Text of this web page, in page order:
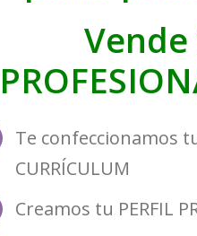
Te confeccionamos
CURRÍCULUM
Creamos tu PERFIL